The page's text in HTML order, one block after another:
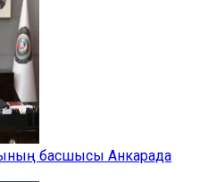
басшысы Анкарада